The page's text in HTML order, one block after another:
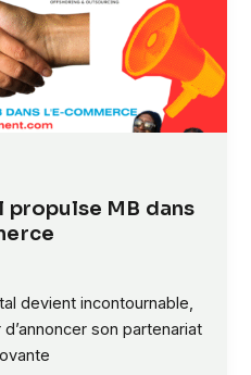
MB dans
devient incontournable,
son partenariat